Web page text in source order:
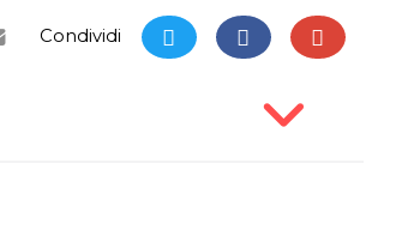
Condividi